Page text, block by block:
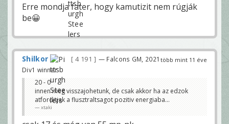
Erre mondja fater, hogy kamutizit nem rúgják
be😀
több mint 11 éve
Shilkor 4 191
— Falcons GM, 2021
Div1 winner
20 - 0
innen meg visszajohetunk, de csak akkor ha az edzok
atforditjak a flusztraltsagot pozitiv energiaba...
xtaki